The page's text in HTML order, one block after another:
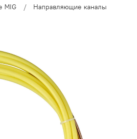
MIG Направляющие каналы